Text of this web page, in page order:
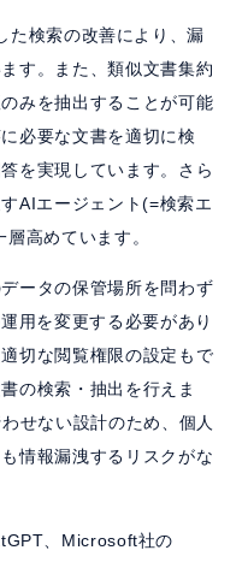
た検索の改善により、漏
す。また、類似文書集約
みを抽出することが可能
必要な文書を適切に検
を実現しています。さら
AIエージェント(=検索エ
高めています。
ータの保管場所を問わず
用を変更する必要があり
切な閲覧権限の設定もで
の検索・抽出を行えま
せない設計のため、個人
情報漏洩するリスクがな
、Microsoft社の